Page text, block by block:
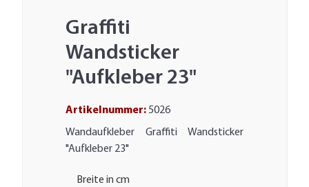
Graffiti
Wandsticker
"Aufkleber 23"
Artikelnummer:5026
Wandaufkleber Graffiti Wandsticker
"Aufkleber 23"
Breite in cm